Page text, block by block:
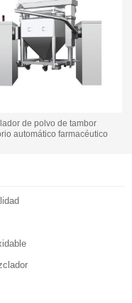
de polvo de tambor
automático farmacéutico